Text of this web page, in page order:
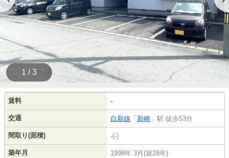
1 / 3
賃料 -
交通 白新線 「 新崎 」駅 徒歩53分
間取り(面積) -(-)
築年月 1998年 3月(築28年)